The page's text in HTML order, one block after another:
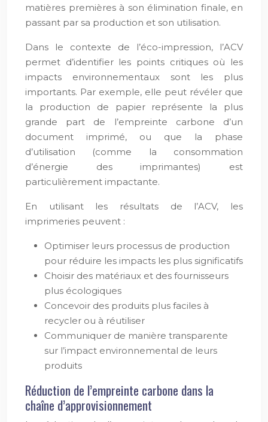
matières premières à son élimination finale, en
passant par sa production et son utilisation.
Dans le contexte de l’éco-impression, l’ACV
permet d’identifier les points critiques où les
impacts environnementaux sont les plus
importants. Par exemple, elle peut révéler que
la production de papier représente la plus
grande part de l’empreinte carbone d’un
document imprimé, ou que la phase
d’utilisation (comme la consommation
d’énergie des imprimantes) est
particulièrement impactante.
En utilisant les résultats de l’ACV, les
imprimeries peuvent :
Optimiser leurs processus de production
pour réduire les impacts les plus significatifs
Choisir des matériaux et des fournisseurs
plus écologiques
Concevoir des produits plus faciles à
recycler ou à réutiliser
Communiquer de manière transparente
sur l’impact environnemental de leurs
produits
Réduction de l’empreinte carbone dans la
chaîne d’approvisionnement